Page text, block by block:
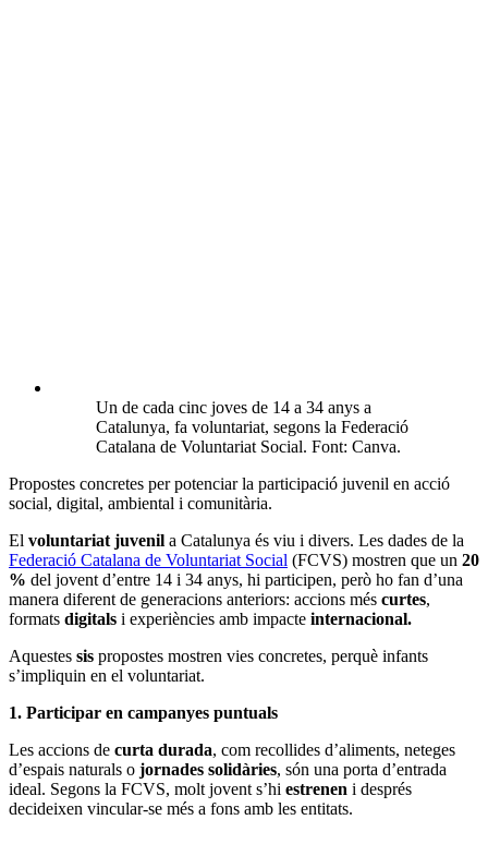
Un de cada cinc joves de 14 a 34 anys a
Catalunya, fa voluntariat, segons la Federació
Catalana de Voluntariat Social. Font: Canva.
Propostes concretes per potenciar la participació juvenil en acció
social, digital, ambiental i comunitària.
El voluntariat juvenil a Catalunya és viu i divers. Les dades de la
Federació Catalana de Voluntariat Social (FCVS) mostren que un 20
% del jovent d’entre 14 i 34 anys, hi participen, però ho fan d’una
manera diferent de generacions anteriors: accions més curtes,
formats digitals i experiències amb impacte internacional.
Aquestes sis propostes mostren vies concretes, perquè infants
s’impliquin en el voluntariat.
1. Participar en campanyes puntuals
Les accions de curta durada, com recollides d’aliments, neteges
d’espais naturals o jornades solidàries, són una porta d’entrada
ideal. Segons la FCVS, molt jovent s’hi estrenen i després
decideixen vincular-se més a fons amb les entitats.